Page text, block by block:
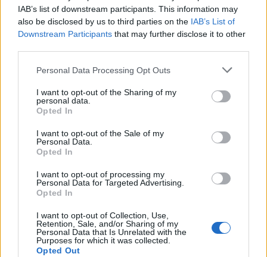
IAB’s list of downstream participants. This information may
also be disclosed by us to third parties on the IAB’s List of
Downstream Participants that may further disclose it to other
Personal Data Processing Opt Outs
I want to opt-out of the Sharing of my
personal data.
Opted In
I want to opt-out of the Sale of my
Personal Data.
Opted In
I want to opt-out of processing my
Personal Data for Targeted Advertising.
Opted In
I want to opt-out of Collection, Use,
Retention, Sale, and/or Sharing of my
Personal Data that Is Unrelated with the
Purposes for which it was collected.
Opted Out
KOMMENTTIA
Mä vaan
4 vuotta sitten
Niilon 22 sanoin Me töihin. Noloa elää dännyn siivellä ja loisia
Raumalla papparaisen nurkissa eläisi ikäisensä tavoin opiskelisit
pieni luulee ettei tarvitse opiskella että ihan laulajaksi tollasia
honottajia on 13 tusinassa että hyvä tyttö oikeisiin töihin tai
kouluun. Vaikutat sympikseltö tytöltä älä pilaa elämääsi.